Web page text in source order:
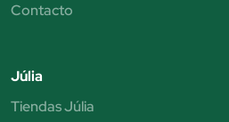
Contacto
Júlia
Tiendas Júlia